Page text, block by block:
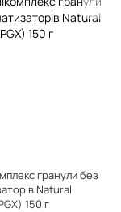
гранули без
Natural
150 г